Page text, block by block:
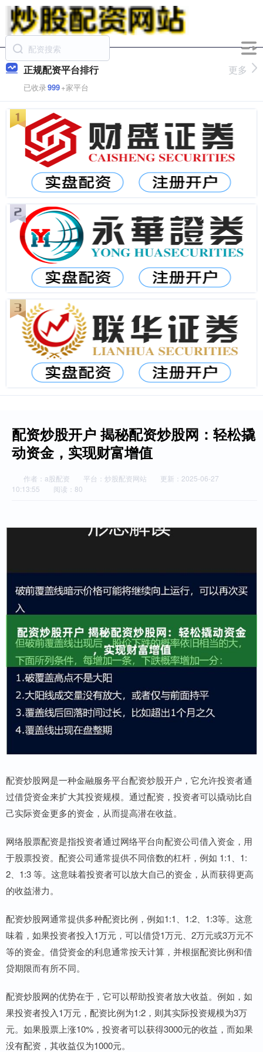
正规配资平台排行
已收录999+家平台
更多
配资炒股开户 揭秘配资炒股网：轻松撬
动资金，实现财富增值
作者：a股配资 平台：炒股配资网站
更新：2025-06-27
10:13:55
阅读：80
配资炒股网是一种金融服务平台配资炒股开户，它允许投资者通
过借贷资金来扩大其投资规模。通过配资，投资者可以撬动比自
己实际资金更多的资金，从而提高潜在收益。
网络股票配资是指投资者通过网络平台向配资公司借入资金，用
于股票投资。配资公司通常提供不同倍数的杠杆，例如 1:1、1:
2、1:3 等。这意味着投资者可以放大自己的资金，从而获得更高
的收益潜力。
配资炒股网通常提供多种配资比例，例如1:1、1:2、1:3等。这意
味着，如果投资者投入1万元，可以借贷1万元、2万元或3万元不
等的资金。借贷资金的利息通常按天计算，并根据配资比例和借
贷期限而有所不同。
配资炒股网的优势在于，它可以帮助投资者放大收益。例如，如
果投资者投入1万元，配资比例为1:2，则其实际投资规模为3万
元。如果股票上涨10%，投资者可以获得3000元的收益，而如果
没有配资，其收益仅为1000元。